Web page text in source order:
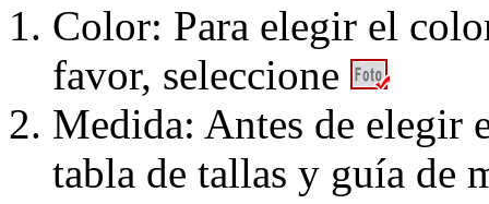
Color: Para elegir el
favor, seleccione
Medida: Antes de elegir
tabla de tallas y guía de